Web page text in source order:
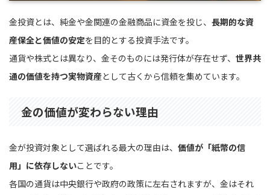
金投資とは、純金や金関連の金融商品に資金を投じ、 長期的な資
産保全と価値の安定を目的とする投資手法です。
通貨や株式とは異なり、金そのものには発行体が存在せず、 世界共
通の価値を持つ実物資産として古くから信頼を集めています。
金の価値が変わらない理由
金が投資対象として選ばれる最大の理由は、 価値が「紙幣の信
用」に依存しないことです。
各国の通貨は中央銀行や政府の政策に左右されますが、金はそれ